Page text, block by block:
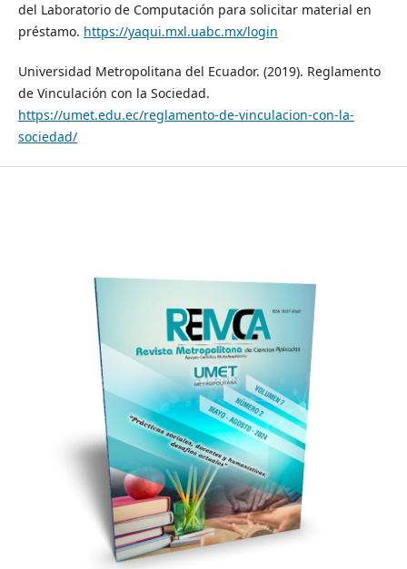
del Laboratorio de Computación para solicitar material en
préstamo. https://yaqui.mxl.uabc.mx/login
Universidad Metropolitana del Ecuador. (2019). Reglamento
de Vinculación con la Sociedad.
https://umet.edu.ec/reglamento-de-vinculacion-con-la-
sociedad/